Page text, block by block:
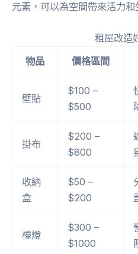
元素，可以為空間帶來活力和
租屋改造
物品
價格區間
壁貼
$100 –
$500
掛布
$200 –
$800
收納
盒
$50 –
$200
檯燈
$300 –
$1000